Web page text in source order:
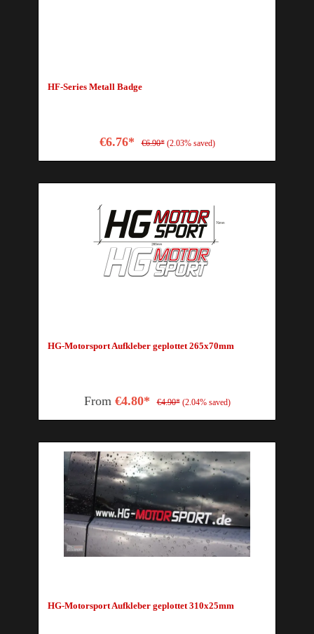
HF-Series Metall Badge
€6.76* €6.90* (2.03% saved)
HG-Motorsport Aufkleber geplottet 265x70mm
From €4.80* €4.90* (2.04% saved)
HG-Motorsport Aufkleber geplottet 310x25mm